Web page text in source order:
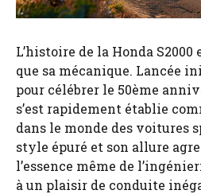
L’histoire de la Honda
que sa mécanique. Lancée
pour célébrer le 50ème
s’est rapidement établie
dans le monde des voitures
style épuré et son allure
l’essence même de
à un plaisir de conduite